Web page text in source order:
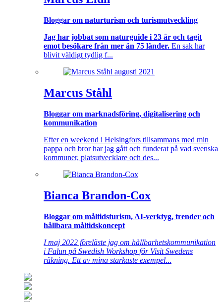
Bloggar om naturturism och turismutveckling
Jag har jobbat som naturguide i 23 år och tagit
emot besökare från mer än 75 länder. En sak har
blivit väldigt tydlig f...
Marcus Ståhl
Bloggar om marknadsföring, digitalisering och
kommunikation
Efter en weekend i Helsingfors tillsammans med min
pappa och bror har jag gått och funderat på vad svenska
kommuner, platsutvecklare och des...
Bianca Brandon-Cox
Bloggar om måltidsturism, AI-verktyg, trender och
hållbara måltidskoncept
I maj 2022 föreläste jag om hållbarhetskommunikation
i Falun på Swedish Workshop för Visit Swedens
räkning. Ett av mina starkaste exempel...